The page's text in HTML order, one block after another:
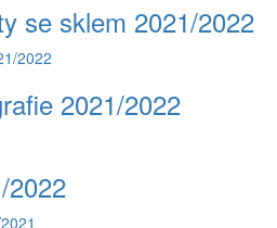
se sklem 2021/2022
2021/2022
2022